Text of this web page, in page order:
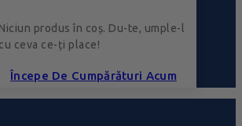
Niciun produs în coș. Du-te, umple-l
cu ceva ce-ți place!
Începe De Cumpărături Acum